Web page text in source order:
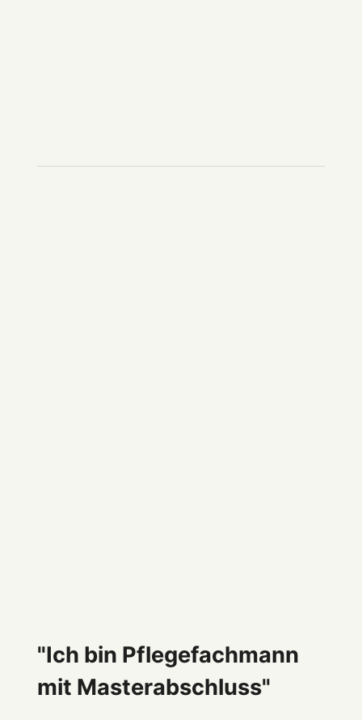
"Ich bin Pflegefachmann
mit Masterabschluss"